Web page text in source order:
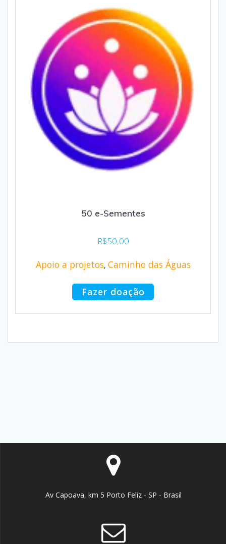
50 e-Sementes
R$50,00
Apoio a projetos, Caminho das Águas
Fazer doação
Av Capoava, km 5 Porto Feliz - SP - Brasil